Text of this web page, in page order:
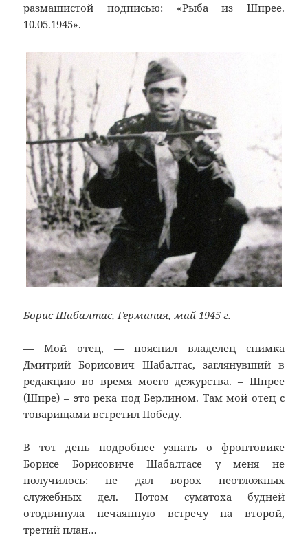
размашистой подписью: «Рыба из Шпрее.
10.05.1945».
Борис Шабалтас, Германия, май 1945 г.
— Мой отец, — пояснил владелец снимка
Дмитрий Борисович Шабалтас, заглянувший в
редакцию во время моего дежурства. – Шпрее
(Шпре) – это река под Берлином. Там мой отец с
товарищами встретил Победу.
В тот день подробнее узнать о фронтовике
Борисе Борисовиче Шабалтасе у меня не
получилось: не дал ворох неотложных
служебных дел. Потом суматоха будней
отодвинула нечаянную встречу на второй,
третий план…